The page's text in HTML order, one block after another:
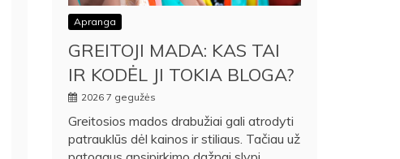
Apranga
GREITOJI MADA: KAS TAI
IR KODĖL JI TOKIA BLOGA?
2026 7 gegužės
Greitosios mados drabužiai gali atrodyti
patrauklūs dėl kainos ir stiliaus. Tačiau už